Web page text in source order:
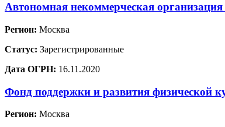
Автономная некоммерческая
Регион: Москва
Статус: Зарегистрированные
Дата ОГРН: 16.11.2020
Фонд поддержки и развития физической
Регион: Москва